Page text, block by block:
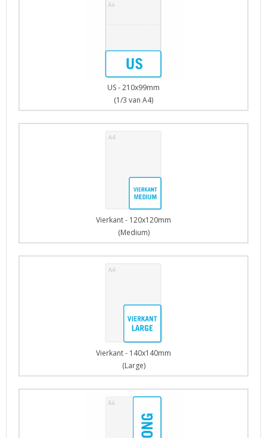
US - 210x99mm
(1/3 van A4)
Vierkant - 120x120mm
(Medium)
Vierkant - 140x140mm
(Large)